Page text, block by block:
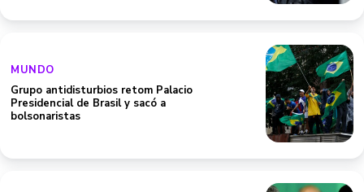
MUNDO
Grupo antidisturbios retom Palacio
Presidencial de Brasil y sacó a
bolsonaristas